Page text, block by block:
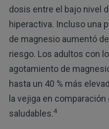
dosis entre el bajo nivel
hiperactiva. Incluso una
de magnesio aumentó
riesgo. Los adultos con
agotamiento de
hasta un 40 % más
la vejiga en
saludables.4